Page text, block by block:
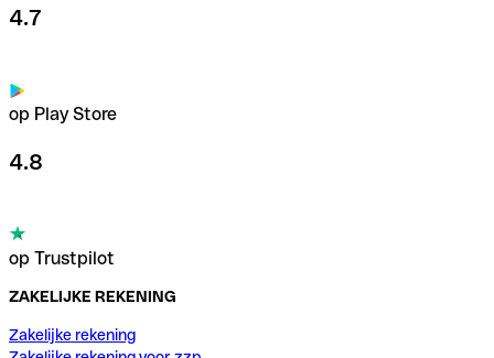
4.7
op Play Store
4.8
op Trustpilot
ZAKELIJKE REKENING
Zakelijke rekening